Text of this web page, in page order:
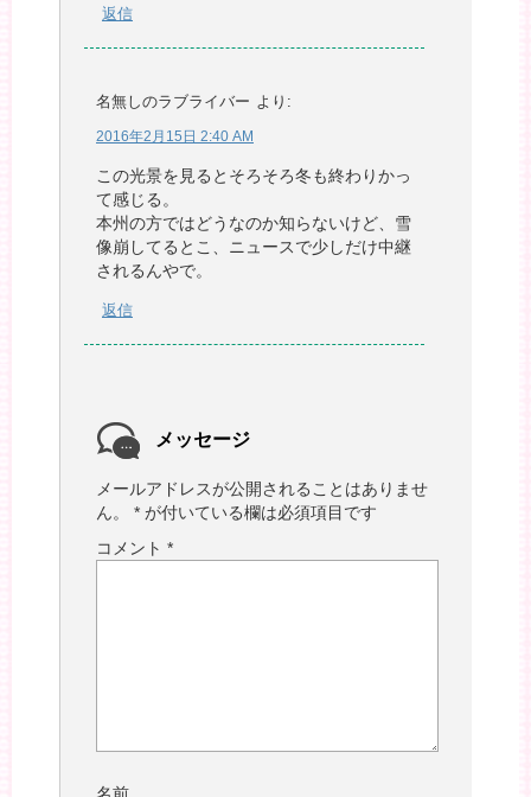
返信
名無しのラブライバー より:
2016年2月15日 2:40 AM
この光景を見るとそろそろ冬も終わりかっ
て感じる。
本州の方ではどうなのか知らないけど、雪
像崩してるとこ、ニュースで少しだけ中継
されるんやで。
返信
メッセージ
メールアドレスが公開されることはありませ
ん。
* が付いている欄は必須項目です
コメント *
名前